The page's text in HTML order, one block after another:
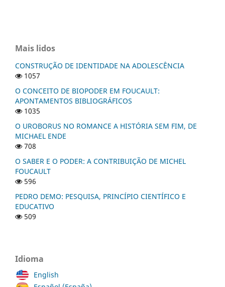
Mais lidos
CONSTRUÇÃO DE IDENTIDADE NA ADOLESCÊNCIA
1057
O CONCEITO DE BIOPODER EM FOUCAULT:
APONTAMENTOS BIBLIOGRÁFICOS
1035
O UROBORUS NO ROMANCE A HISTÓRIA SEM FIM, DE
MICHAEL ENDE
708
O SABER E O PODER: A CONTRIBUIÇÃO DE MICHEL
FOUCAULT
596
PEDRO DEMO: PESQUISA, PRINCÍPIO CIENTÍFICO E
EDUCATIVO
509
Idioma
English